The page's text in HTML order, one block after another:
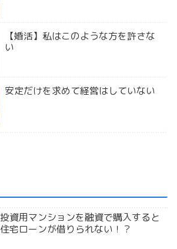
【婚活】私はこのような方を許さな
い
安定だけを求めて経営はしていない
投資用マンションを融資で購入すると
住宅ローンが借りられない！？